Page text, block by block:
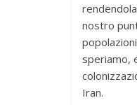
nostro
speriamo,
Iran.